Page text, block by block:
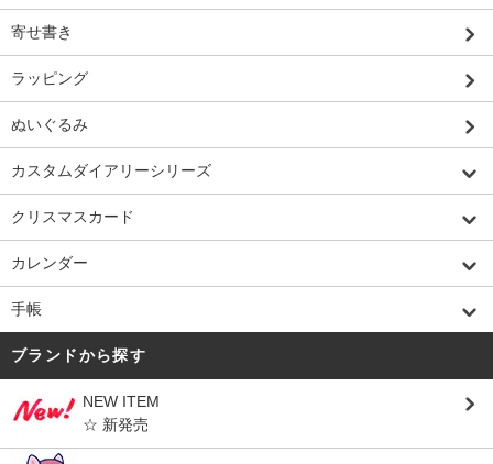
寄せ書き
ラッピング
ぬいぐるみ
カスタムダイアリーシリーズ
クリスマスカード
カレンダー
手帳
ブランドから探す
NEW ITEM
☆ 新発売